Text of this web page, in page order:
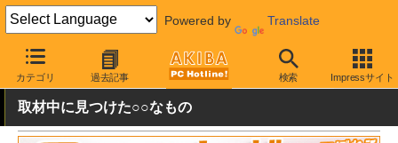
Powered by Translate
カテゴリ 過去記事 検索 Impressサイト
AKIBA PC Hotline! 秋葉原情報 価格情報 特価情報
取材中に見つけた○○なもの